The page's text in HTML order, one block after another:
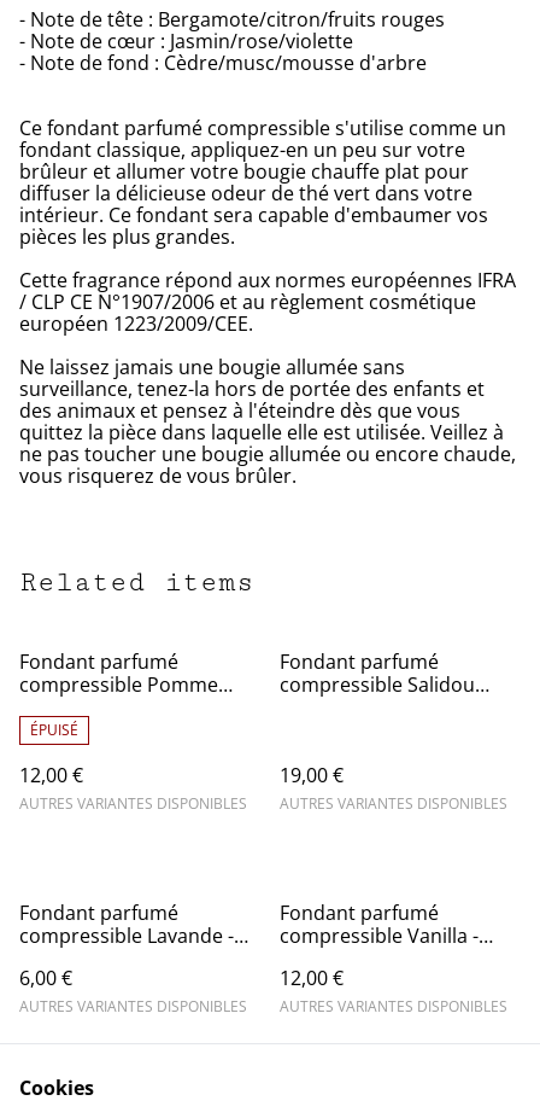
- Note de tête : Bergamote/citron/fruits rouges
- Note de cœur : Jasmin/rose/violette
- Note de fond : Cèdre/musc/mousse d'arbre
Ce fondant parfumé compressible s'utilise comme un
fondant classique, appliquez-en un peu sur votre
brûleur et allumer votre bougie chauffe plat pour
diffuser la délicieuse odeur de thé vert dans votre
intérieur. Ce fondant sera capable d'embaumer vos
pièces les plus grandes.
Cette fragrance répond aux normes européennes IFRA
/ CLP CE N°1907/2006 et au règlement cosmétique
européen 1223/2009/CEE.
Ne laissez jamais une bougie allumée sans
surveillance, tenez-la hors de portée des enfants et
des animaux et pensez à l'éteindre dès que vous
quittez la pièce dans laquelle elle est utilisée. Veillez à
ne pas toucher une bougie allumée ou encore chaude,
vous risquerez de vous brûler.
Related items
Fondant parfumé
compressible Pomme
ÉPUISÉ
12,00 €
AUTRES VARIANTES DISPONIBLES
Fondant parfumé
compressible Salidou
19,00 €
AUTRES VARIANTES DISPONIBLES
Fondant parfumé
compressible Lavande -
6,00 €
AUTRES VARIANTES DISPONIBLES
Fondant parfumé
compressible Vanilla -
12,00 €
AUTRES VARIANTES DISPONIBLES
Cookies